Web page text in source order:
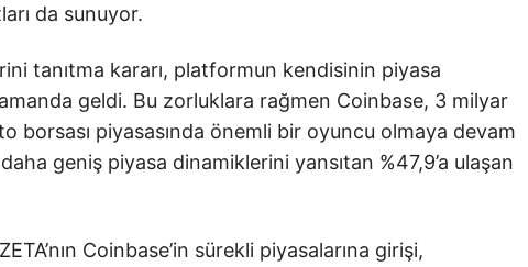
da sunuyor.
tanıtma kararı, platformun kendisinin piyasa
geldi. Bu zorluklara rağmen Coinbase, 3 milyar
borsası piyasasında önemli bir oyuncu olmaya devam
geniş piyasa dinamiklerini yansıtan %47,9’a ulaşan
Coinbase’in sürekli piyasalarına girişi,